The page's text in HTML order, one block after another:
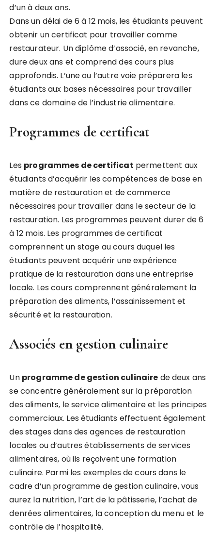
d’un à deux ans.
Dans un délai de 6 à 12 mois, les étudiants peuvent
obtenir un certificat pour travailler comme
restaurateur. Un diplôme d’associé, en revanche,
dure deux ans et comprend des cours plus
approfondis. L’une ou l’autre voie préparera les
étudiants aux bases nécessaires pour travailler
dans ce domaine de l’industrie alimentaire.
Programmes de certificat
Les programmes de certificat permettent aux
étudiants d’acquérir les compétences de base en
matière de restauration et de commerce
nécessaires pour travailler dans le secteur de la
restauration. Les programmes peuvent durer de 6
à 12 mois. Les programmes de certificat
comprennent un stage au cours duquel les
étudiants peuvent acquérir une expérience
pratique de la restauration dans une entreprise
locale. Les cours comprennent généralement la
préparation des aliments, l’assainissement et
sécurité et la restauration.
Associés en gestion culinaire
Un programme de gestion culinaire de deux ans
se concentre généralement sur la préparation
des aliments, le service alimentaire et les principes
commerciaux. Les étudiants effectuent également
des stages dans des agences de restauration
locales ou d’autres établissements de services
alimentaires, où ils reçoivent une formation
culinaire. Parmi les exemples de cours dans le
cadre d’un programme de gestion culinaire, vous
aurez la nutrition, l’art de la pâtisserie, l’achat de
denrées alimentaires, la conception du menu et le
contrôle de l’hospitalité.